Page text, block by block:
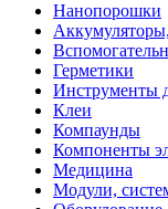
Нанопорошки
Герметики
Инструменты
Клеи
Компаунды
Компоненты
Медицина
Модули,